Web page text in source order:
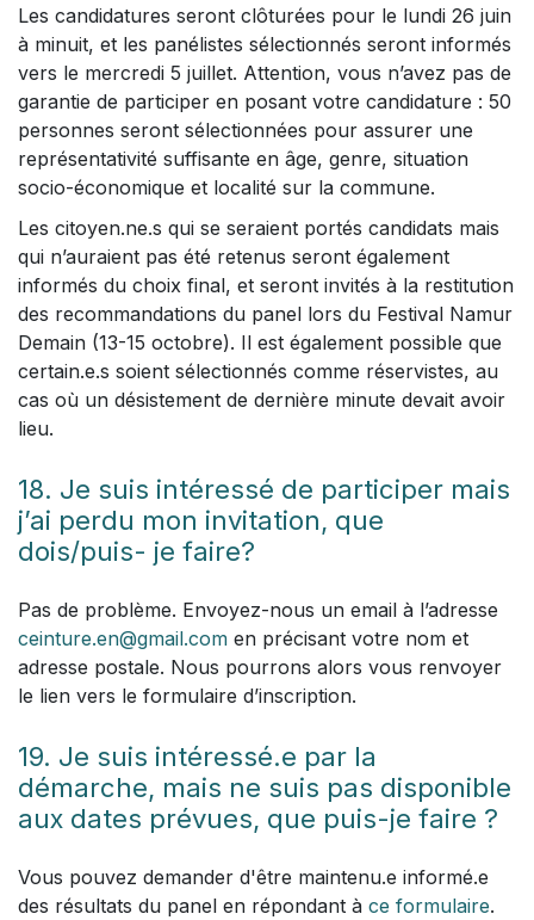
Les candidatures seront clôturées pour le lundi 26 juin
à minuit, et les panélistes sélectionnés seront informés
vers le mercredi 5 juillet. Attention, vous n’avez pas de
garantie de participer en posant votre candidature : 50
personnes seront sélectionnées pour assurer une
représentativité suffisante en âge, genre, situation
socio-économique et localité sur la commune.
Les citoyen.ne.s qui se seraient portés candidats mais
qui n’auraient pas été retenus seront également
informés du choix final, et seront invités à la restitution
des recommandations du panel lors du Festival Namur
Demain (13-15 octobre). Il est également possible que
certain.e.s soient sélectionnés comme réservistes, au
cas où un désistement de dernière minute devait avoir
lieu.
18. Je suis intéressé de participer mais
j’ai perdu mon invitation, que
dois/puis- je faire?
Pas de problème. Envoyez-nous un email à l’adresse
ceinture.en@gmail.com en précisant votre nom et
adresse postale. Nous pourrons alors vous renvoyer
le lien vers le formulaire d’inscription.
19. Je suis intéressé.e par la
démarche, mais ne suis pas disponible
aux dates prévues, que puis-je faire ?
Vous pouvez demander d'être maintenu.e informé.e
des résultats du panel en répondant à ce formulaire.